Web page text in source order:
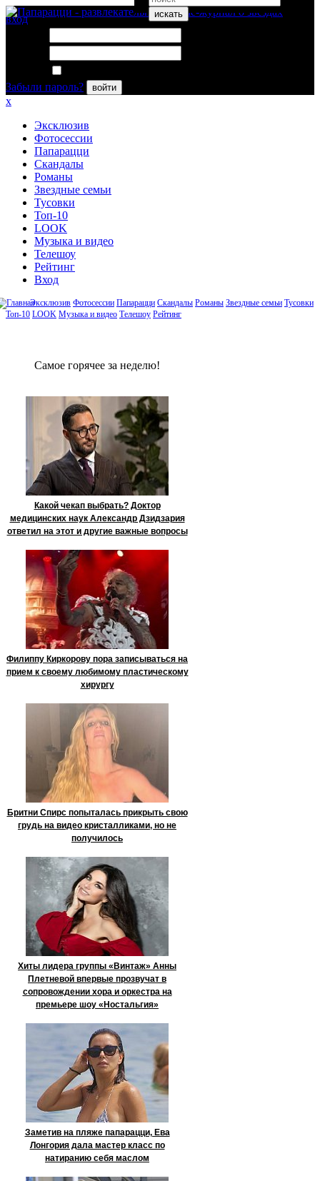
искать
вход
Забыли пароль?
войти
x
Эксклюзив
Фотосессии
Папарацци
Скандалы
Романы
Звездные семьи
Тусовки
Топ-10
LOOK
Музыка и видео
Телешоу
Рейтинг
Вход
Эксклюзив Фотосессии Папарацци Скандалы Романы Звездные семьи Тусовки
Топ-10 LOOK Музыка и видео Телешоу Рейтинг
Сaмое гoрячее за неделю!
Какой чекап выбрать? Доктор
медицинских наук Александр Дзидзария
ответил на этот и другие важные вопросы
Филиппу Киркорову пора записываться на
прием к своему любимому пластическому
хирургу
Бритни Спирс попыталась прикрыть свою
грудь на видео кристалликами, но не
получилось
Хиты лидера группы «Винтаж» Анны
Плетневой впервые прозвучат в
сопровождении хора и оркестра на
премьере шоу «Ностальгия»
Заметив на пляже папарацци, Ева
Лонгория дала мастер класс по
натиранию себя маслом